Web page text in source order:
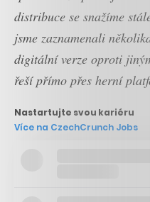
distribuce se snažíme
jsme zaznamenali
digitální verze oproti
řeší přímo přes herní
Nastartujte svou kariéru
Více na CzechCrunch Jobs